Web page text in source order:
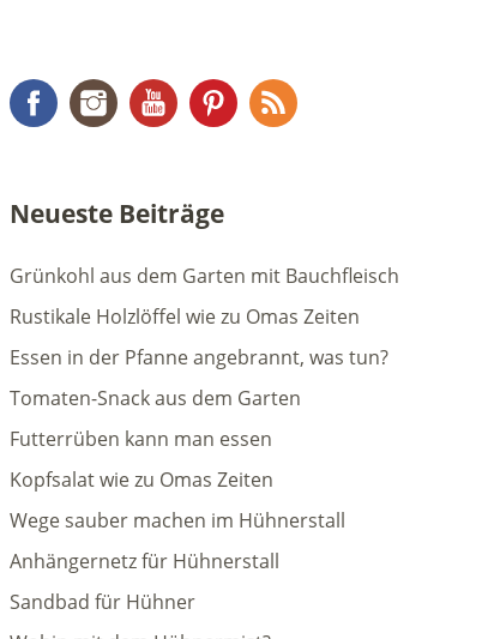
FacebookInstagramYouTubePinterestRSS Feed
Neueste Beiträge
Grünkohl aus dem Garten mit Bauchfleisch
Rustikale Holzlöffel wie zu Omas Zeiten
Essen in der Pfanne angebrannt, was tun?
Tomaten-Snack aus dem Garten
Futterrüben kann man essen
Kopfsalat wie zu Omas Zeiten
Wege sauber machen im Hühnerstall
Anhängernetz für Hühnerstall
Sandbad für Hühner